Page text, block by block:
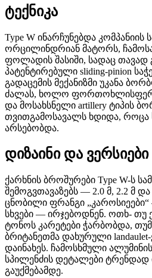
ტექნიკა
Type W ინარჩუნებდა
ორცილინდრიან მატორს,
ფოლადის შასიში, სადაც თავად
პატენტირებული sliding-pinion
გადაცემის მექანიზმი უკანა
ძალას, ხოლო
და მოსახსნელი artillery ტიპის
თვითგამოსავალს ხდიდა, როცა
არსებობდა.
დიზაინი და ვერსიები
ქარხნის ბროშურები Type W-ს
შემოგვთავაზებს — 2.0 მ, 2.2 მ
ცნობილი ფრანგი „კაროსიეები“
სხვები — ირჯებოდნენ. ოთხ- თუ
ტონოს კარეტები ჭარბობდა,
ბრიტანეთმა დახურული landaulet-
დაინახეს. ჩამოსხმული
სპილენძის დეტალები
გაუქმებამდე.